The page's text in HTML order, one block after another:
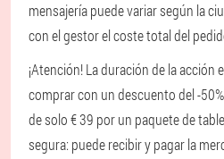
mensajería puede variar según la
con el gestor el coste total del
¡Atención! La duración de la acción
comprar con un descuento del -
de solo € 39 por un paquete de
segura: puede recibir y pagar la